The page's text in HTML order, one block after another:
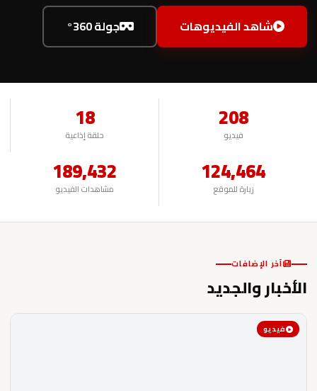
شاهد الفيديوهات جولة 360°
208
فيديو
18
حلقة إذاعية
124,464
زيارة للموقع
189,432
مشاهدات الفيديو
آخر الإضافات
الأخبار والجديد
فيديو